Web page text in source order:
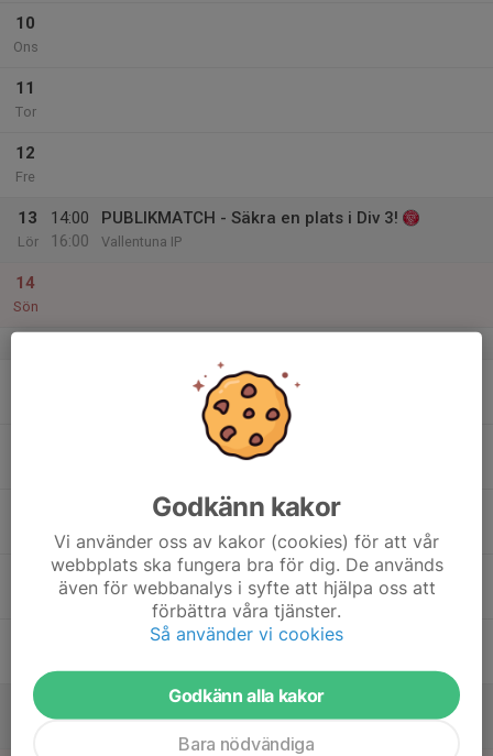
10
Ons
11
Tor
12
Fre
13
Lör
14:00
16:00
PUBLIKMATCH - Säkra en plats i Div 3!
Vallentuna IP
14
Sön
20
Godkänn kakor
Vi använder oss av kakor (cookies) för att vår
webbplats ska fungera bra för dig. De används
även för webbanalys i syfte att hjälpa oss att
förbättra våra tjänster.
Så använder vi cookies
Godkänn alla kakor
Bara nödvändiga